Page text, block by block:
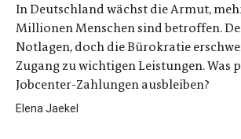
In Deutschland wächst die Armut,
Millionen Menschen sind betroffen.
Notlagen, doch die Bürokratie
Zugang zu wichtigen Leistungen. Was
Jobcenter-Zahlungen ausbleiben?
Elena Jaekel